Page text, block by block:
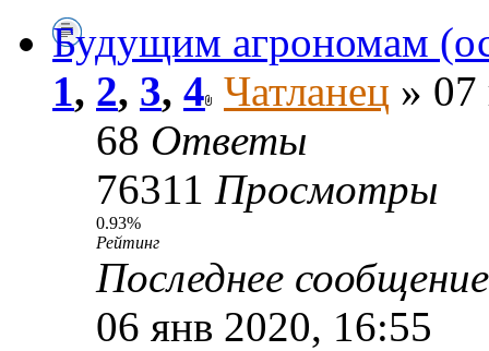
Будущим агрономам
1, 2, 3, 4 Чатланец » 07
68 Ответы
76311 Просмотры
0.93%
Рейтинг
Последнее
06 янв 2020, 16:55